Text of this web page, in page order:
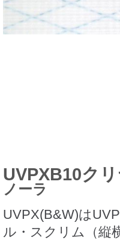
UVPXB10ク
ノーラ
UVPX(B&W)は
ル・スクリム（縦